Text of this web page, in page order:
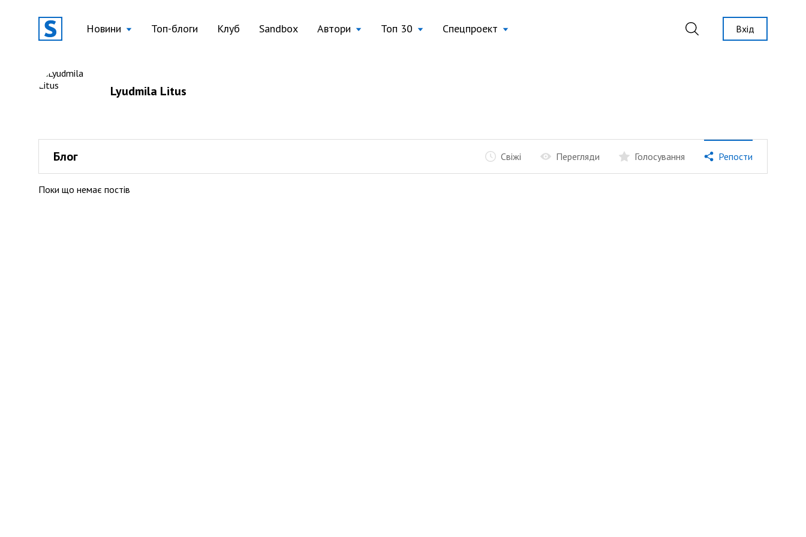
Новини Топ-блоги Клуб Sandbox Автори Топ 30 Спецпроект Вхід
Lyudmila Litus
Блог Свіжі Перегляди Голосування Репости
Поки що немає постів